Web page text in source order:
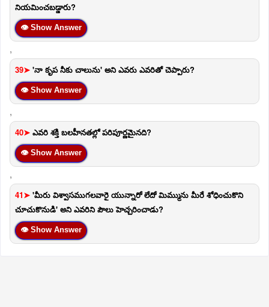
నియమించబడ్డారు?
👁 Show Answer
,
39➤ 'నా కృప నీకు చాలును' అని ఎవరు ఎవరితో చెప్పారు?
👁 Show Answer
,
40➤ ఎవరి శక్తి బలహీనతల్లో పరిపూర్ణమైనది?
👁 Show Answer
,
41➤ 'మీరు విశ్వాసముగలవారై యున్నారో లేదో మిమ్మును మీరే శోధించుకొని
చూచుకొనుడి' అని ఎవరిని పౌలు హెచ్చరించాడు?
👁 Show Answer